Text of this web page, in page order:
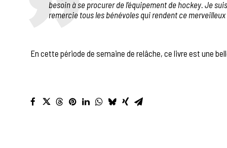
besoin à se procurer de l’équipement de hockey. Je
remercie tous les bénévoles qui rendent ce
En cette période de semaine de relâche, ce livre est une